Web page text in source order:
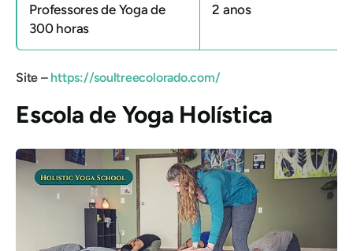
Professores de Yoga de
300 horas
2 anos
Site – https://soultreecolorado.com/
Escola de Yoga Holística